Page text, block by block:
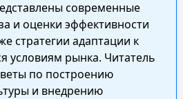
современные
и оценки эффективности
стратегии адаптации к
рынка. Читатель
по построению
и внедрению